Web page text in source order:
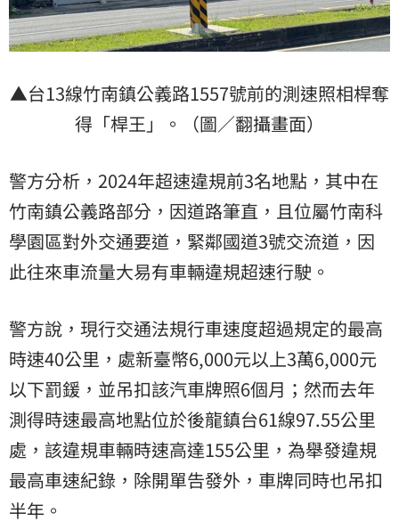
▲台13線竹南鎮公義路1557號前的測速照相桿奪
得「桿王」。（圖／翻攝畫面）
警方分析，2024年超速違規前3名地點，其中在
竹南鎮公義路部分，因道路筆直，且位屬竹南科
學園區對外交通要道，緊鄰國道3號交流道，因
此往來車流量大易有車輛違規超速行駛。
警方說，現行交通法規行車速度超過規定的最高
時速40公里，處新臺幣6,000元以上3萬6,000元
以下罰鍰，並吊扣該汽車牌照6個月；然而去年
測得時速最高地點位於後龍鎮台61線97.55公里
處，該違規車輛時速高達155公里，為舉發違規
最高車速紀錄，除開單告發外，車牌同時也吊扣
半年。